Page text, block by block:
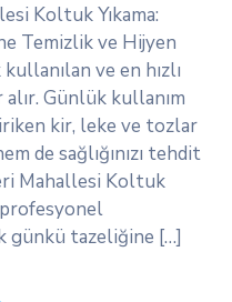
Koltuk Yıkama:
Temizlik ve Hijyen
ve en hızlı
alır. Günlük kullanım
kir, leke ve tozlar
de sağlığınızı tehdit
Mahallesi Koltuk
profesyonel
tazeliğine […]